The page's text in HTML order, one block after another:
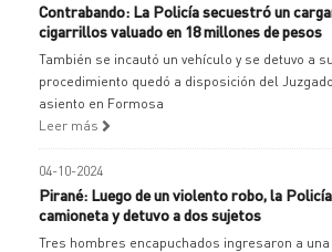
Contrabando: La Policía secuestró un
cigarrillos valuado en 18 millones de pesos
También se incautó un vehículo y se detuvo a
procedimiento quedó a disposición del
asiento en Formosa
Leer más
04-10-2024
Pirané: Luego de un violento robo, la
camioneta y detuvo a dos sujetos
Tres hombres encapuchados ingresaron a una